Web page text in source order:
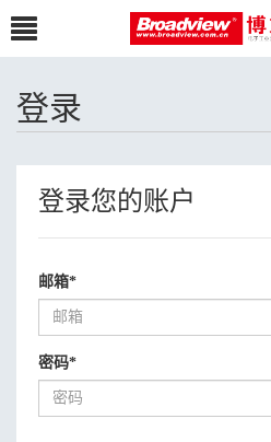
登录
登录您的账户
邮箱*
密码*